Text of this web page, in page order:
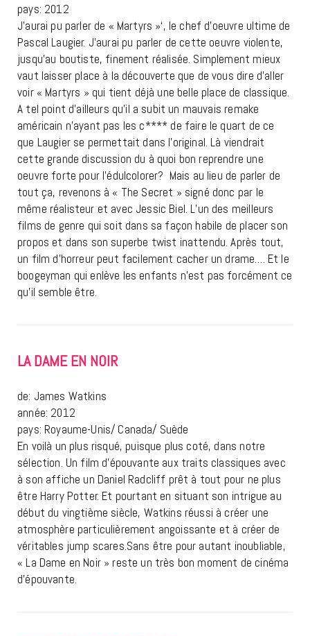
pays: 2012
J’aurai pu parler de « Martyrs »‘, le chef d’oeuvre ultime de
Pascal Laugier. J’aurai pu parler de cette oeuvre violente,
jusqu’au boutiste, finement réalisée. Simplement mieux
vaut laisser place à la découverte que de vous dire d’aller
voir « Martyrs » qui tient déjà une belle place de classique.
A tel point d’ailleurs qu’il a subit un mauvais remake
américain n’ayant pas les c**** de faire le quart de ce
que Laugier se permettait dans l’original. Là viendrait
cette grande discussion du à quoi bon reprendre une
oeuvre forte pour l’édulcolorer? Mais au lieu de parler de
tout ça, revenons à « The Secret » signé donc par le
même réalisteur et avec Jessic Biel. L’un des meilleurs
films de genre qui soit dans sa façon habile de placer son
propos et dans son superbe twist inattendu. Après tout,
un film d’horreur peut facilement cacher un drame…. Et le
boogeyman qui enlève les enfants n’est pas forcément ce
qu’il semble être.
LA DAME EN NOIR
de: James Watkins
année: 2012
pays: Royaume-Unis/ Canada/ Suède
En voilà un plus risqué, puisque plus coté, dans notre
sélection. Un film d’épouvante aux traits classiques avec
à son affiche un Daniel Radcliff prêt à tout pour ne plus
être Harry Potter. Et pourtant en situant son intrigue au
début du vingtième siècle, Watkins réussi à créer une
atmosphère particulièrement angoissante et à créer de
véritables jump scares.Sans être pour autant inoubliable,
« La Dame en Noir » reste un très bon moment de cinéma
d’épouvante.